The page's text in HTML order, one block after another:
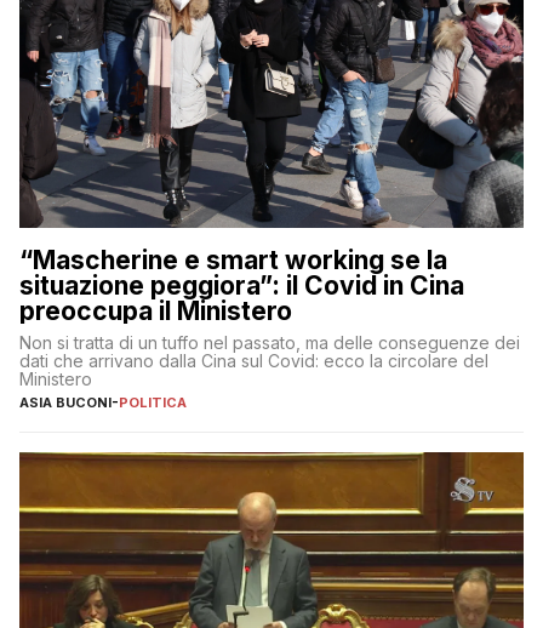
“Mascherine e smart working se la
situazione peggiora”: il Covid in Cina
preoccupa il Ministero
Non si tratta di un tuffo nel passato, ma delle conseguenze dei
dati che arrivano dalla Cina sul Covid: ecco la circolare del
Ministero
ASIA BUCONI-POLITICA